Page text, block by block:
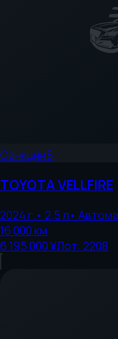
Санкции5
TOYOTAVELLFIRE
2024г.• 2.5л•
16 000км
6 195 000 ¥Лот: 2208